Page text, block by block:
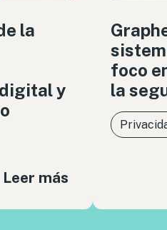
la
y
Leer más
foco
la